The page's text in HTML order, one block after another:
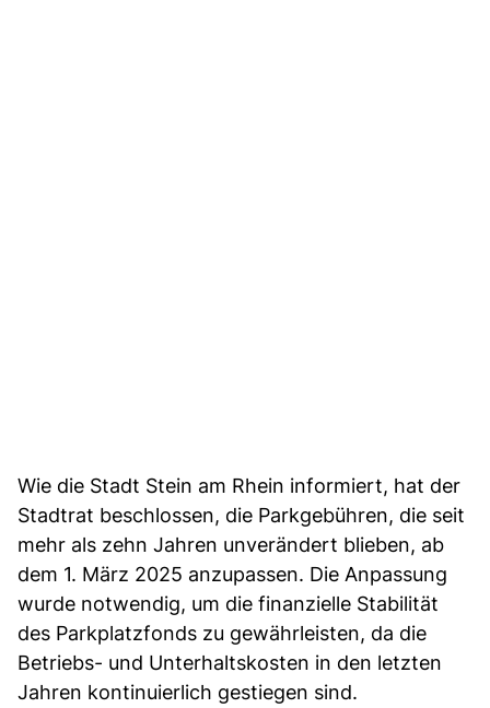
Wie die Stadt Stein am Rhein informiert, hat der
Stadtrat beschlossen, die Parkgebühren, die seit
mehr als zehn Jahren unverändert blieben, ab
dem 1. März 2025 anzupassen. Die Anpassung
wurde notwendig, um die finanzielle Stabilität
des Parkplatzfonds zu gewährleisten, da die
Betriebs- und Unterhaltskosten in den letzten
Jahren kontinuierlich gestiegen sind.